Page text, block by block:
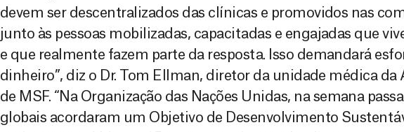
devem ser descentralizados das clínicas e promovidos nas
junto às pessoas mobilizadas, capacitadas e engajadas que
e que realmente fazem parte da resposta. Isso demandará
dinheiro”, diz o Dr. Tom Ellman, diretor da unidade médica da
de MSF. “Na Organização das Nações Unidas, na semana
globais acordaram um Objetivo de Desenvolvimento